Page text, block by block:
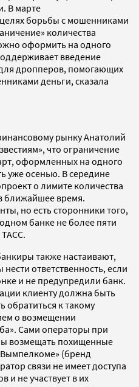
В марте
целях борьбы с мошенниками
количества
оформить на одного
введение
дропперов, помогающих
деньги, сказала
рынку Анатолий
что ограничение
оформленных на одного
уже осенью. В середине
о лимите количества
ближайшее время.
но есть сторонники того,
банке не более пяти
ТАСС.
также настаивают,
ответственность, если
и не предупредили банк.
клиенту должна быть
обратиться к такому
о возмещении
Сами операторы при
возмещать похищенные
(бренд
связи не имеет доступа
и не участвует в их